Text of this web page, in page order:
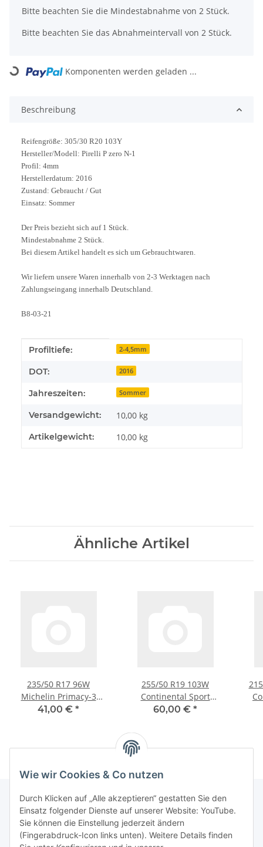
Wie wir Cookies & Co nutzen
Durch Klicken auf „Alle akzeptieren“ gestatten Sie den
Einsatz folgender Dienste auf unserer Website: YouTube.
Sie können die Einstellung jederzeit ändern
(Fingerabdruck-Icon links unten). Weitere Details finden
x
Bitte beachten Sie die Mindestabnahme von 2 Stück.
Bitte beachten Sie das Abnahmeintervall von 2 Stück.
Loading... Komponenten werden geladen ...
Beschreibung
Reifengröße: 305/30 R20 103Y
Hersteller/Modell: Pirelli P zero N-1
Profil: 4mm
Herstellerdatum: 2016
Zustand: Gebraucht / Gut
Einsatz: Sommer
Der Preis bezieht sich auf 1 Stück.
Mindestabnahme 2 Stück.
Bei diesem Artikel handelt es sich um Gebrauchtwaren.
Wir liefern unsere Waren innerhalb von 2-3 Werktagen nach
Zahlungseingang innerhalb Deutschland.
B8-03-21
Produkteigenschaft
Wert
Profiltiefe: 2-4,5mm
DOT: 2016
Jahreszeiten: Sommer
Versandgewicht: 10,00 kg
Artikelgewicht: 10,00 kg
Ähnliche Artikel
235/50 R17 96W
Michelin Primacy-3
Sommerreifen
41,00 € *
255/50 R19 103W
Continental Sport
Contact-5 MO
60,00 € *
Informationen